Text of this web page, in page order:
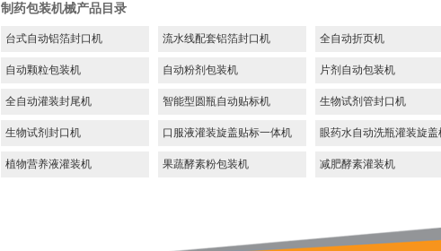
制药包装机械产品目录
台式自动铝箔封口机 流水线配套铝箔封口机 全自动折页机
自动颗粒包装机 自动粉剂包装机 片剂自动包装机
全自动灌装封尾机 智能型圆瓶自动贴标机 生物试剂管封口机
生物试剂封口机 口服液灌装旋盖贴标一体机 眼药水自动洗瓶灌装旋盖
植物营养液灌装机 果蔬酵素粉包装机 减肥酵素灌装机